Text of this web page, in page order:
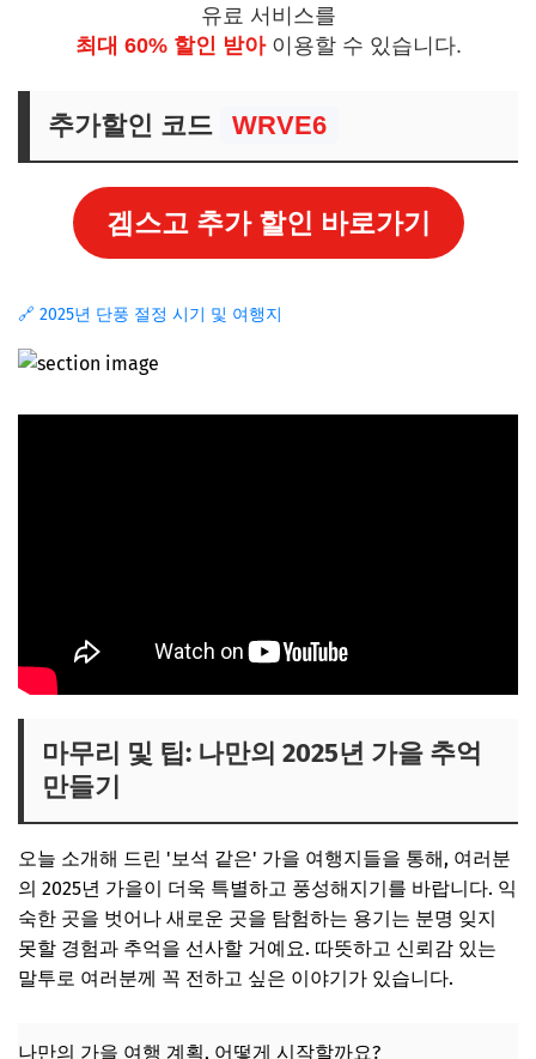
유료 서비스를
최대 60% 할인 받아이용할 수 있습니다.
추가할인 코드 WRVE6
겜스고 추가 할인 바로가기
🔗 2025년 단풍 절정 시기 및 여행지
마무리 및 팁: 나만의 2025년 가을 추억
만들기
오늘 소개해 드린 '보석 같은' 가을 여행지들을 통해, 여러분
의 2025년 가을이 더욱 특별하고 풍성해지기를 바랍니다. 익
숙한 곳을 벗어나 새로운 곳을 탐험하는 용기는 분명 잊지
못할 경험과 추억을 선사할 거예요. 따뜻하고 신뢰감 있는
말투로 여러분께 꼭 전하고 싶은 이야기가 있습니다.
나만의 가을 여행 계획, 어떻게 시작할까요?